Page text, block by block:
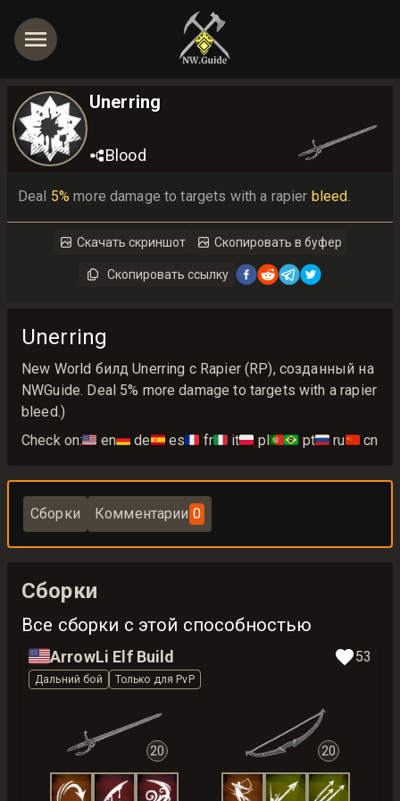
Unerring
Blood
Deal 5% more damage to targets with a rapier bleed.
Скачать скриншот Скопировать в буфер
Скопировать ссылку
Unerring
New World билд Unerring с Rapier (RP), созданный на
NWGuide. Deal 5% more damage to targets with a rapier
bleed.)
Check on:🇺🇸 en🇩🇪 de🇪🇸 es🇫🇷 fr🇮🇹 it🇵🇱 pl🇵🇹🇧🇷 pt🇷🇺 ru🇨🇳 cn
Сборки Комментарии 0
Сборки
Все сборки с этой способностью
🇺🇸ArrowLi Elf Build 53
Дальний бой Только для PvP
20 20